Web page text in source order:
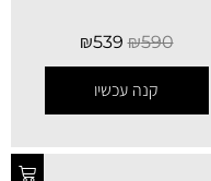
₪590
₪539
קנה עכשיו